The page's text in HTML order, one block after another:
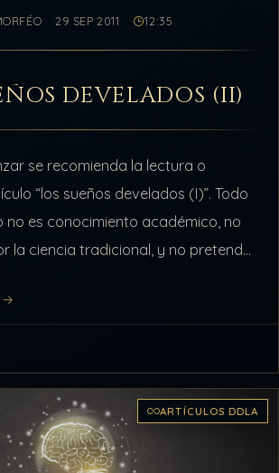
29 SEP 2011 12:35
DEVELADOS (II)
se recomienda la lectura o
“los sueños develados (I)”. Todo
no es conocimiento académico, no
la ciencia tradicional, y no pretendo
ARTÍCULOS DDLA